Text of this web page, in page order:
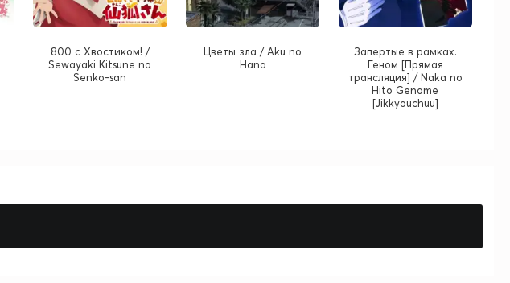
800 с Хвостиком! /
Sewayaki Kitsune no
Senko-san
Цветы зла / Aku no
Hana
Запертые в рамках.
Геном [Прямая
трансляция] / Naka no
Hito Genome
[Jikkyouchuu]